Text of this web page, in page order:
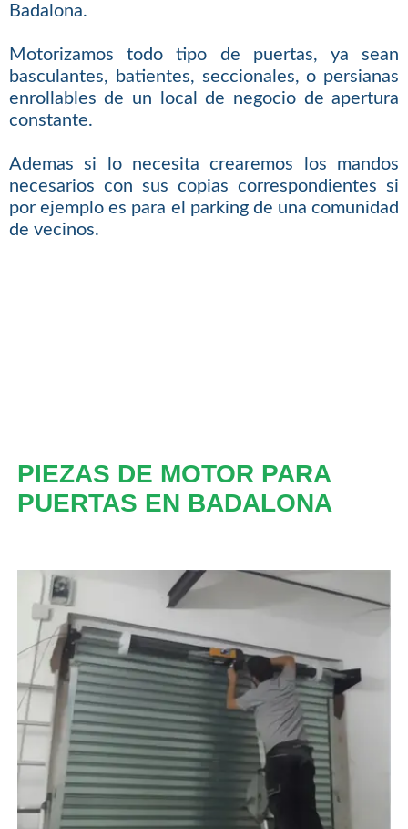
Badalona.
Motorizamos todo tipo de puertas, ya sean
basculantes, batientes, seccionales, o persianas
enrollables de un local de negocio de apertura
constante.
Ademas si lo necesita crearemos los mandos
necesarios con sus copias correspondientes si
por ejemplo es para el parking de una comunidad
de vecinos.
PIEZAS DE MOTOR PARA
PUERTAS EN BADALONA